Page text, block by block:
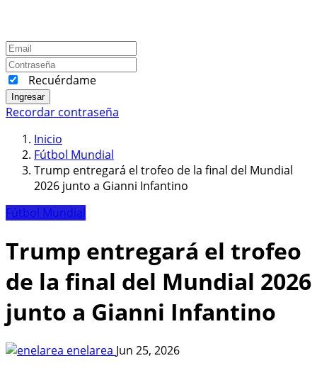
Recuérdame
Ingresar
Recordar contraseña
Inicio
Fútbol Mundial
Trump entregará el trofeo de la final del Mundial
2026 junto a Gianni Infantino
Fútbol Mundial
Trump entregará el trofeo
de la final del Mundial 2026
junto a Gianni Infantino
enelarea Jun 25, 2026